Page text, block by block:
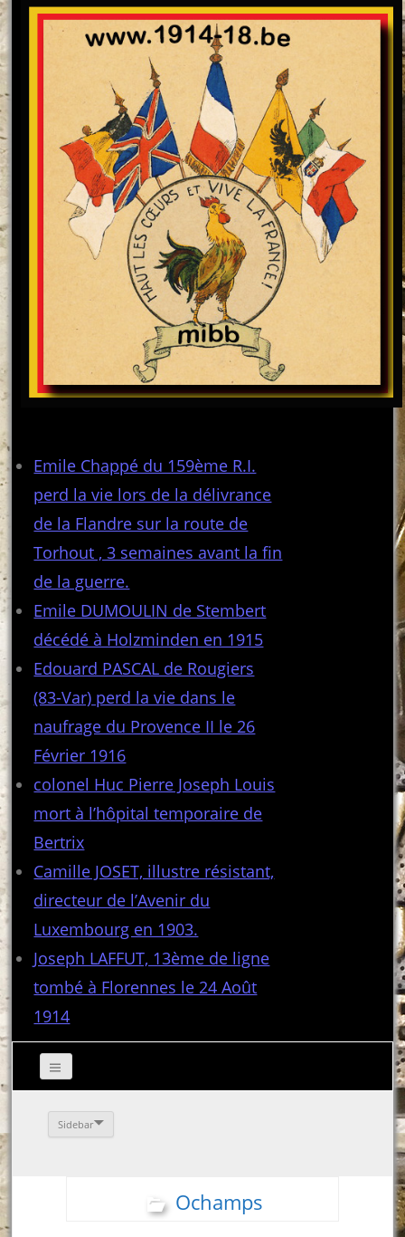
Emile Chappé du 159ème R.I.
perd la vie lors de la délivrance
de la Flandre sur la route de
Torhout , 3 semaines avant la fin
de la guerre.
Emile DUMOULIN de Stembert
décédé à Holzminden en 1915
Edouard PASCAL de Rougiers
(83-Var) perd la vie dans le
naufrage du Provence II le 26
Février 1916
colonel Huc Pierre Joseph Louis
mort à l’hôpital temporaire de
Bertrix
Camille JOSET, illustre résistant,
directeur de l’Avenir du
Luxembourg en 1903.
Joseph LAFFUT, 13ème de ligne
tombé à Florennes le 24 Août
1914
Sidebar
Ochamps